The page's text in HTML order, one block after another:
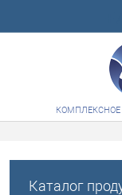
КОМПЛЕКСНОЕ
Каталог